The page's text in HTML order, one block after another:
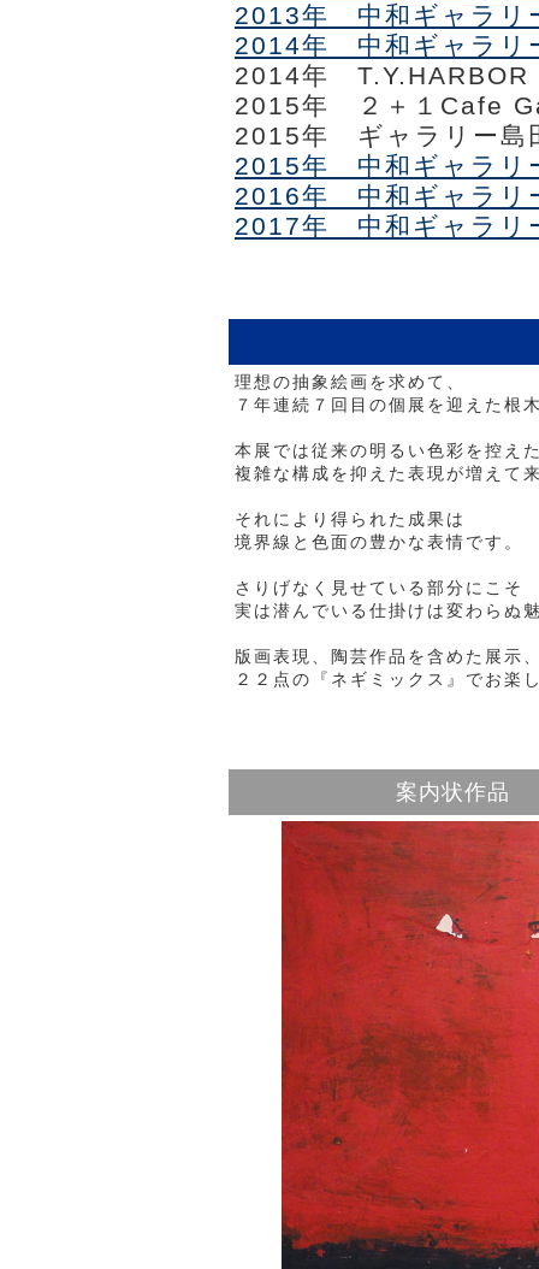
2013年 中和ギャラリ
2014年 中和ギャラリ
2014年 T.Y.HARBOR
2015年 ２＋１Cafe
2015年 ギャラリー島
2015年 中和ギャラリ
2016年 中和ギャラリ
2017年 中和ギャラリ
理想の抽象絵画を求めて、
７年連続７回目の個展を迎えた根
本展では従来の明るい色彩を控え
複雑な構成を抑えた表現が増えて
それにより得られた成果は
境界線と色面の豊かな表情です。
さりげなく見せている部分にこそ
実は潜んでいる仕掛けは変わらぬ
版画表現、陶芸作品を含めた展示
２２点の『ネギミックス』でお楽
案内状作品